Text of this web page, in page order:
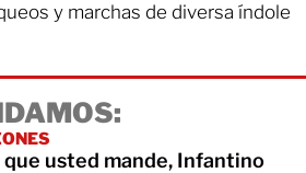
y marchas de diversa índole
que usted mande, Infantino